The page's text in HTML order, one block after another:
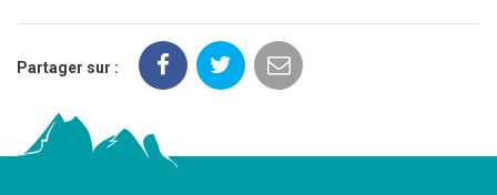
Partager sur :